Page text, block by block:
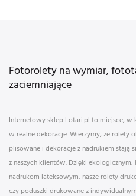
Fotorolety na wymiar,
zaciemniające
Internetowy sklep Lotari.pl to miejsce,
w realne dekoracje. Wierzymy, że rolety
plisowane i dekoracje z nadrukiem stają
z naszych klientów. Dzięki
nadrukom lateksowym, nasze rolety
czy poduszki drukowane z